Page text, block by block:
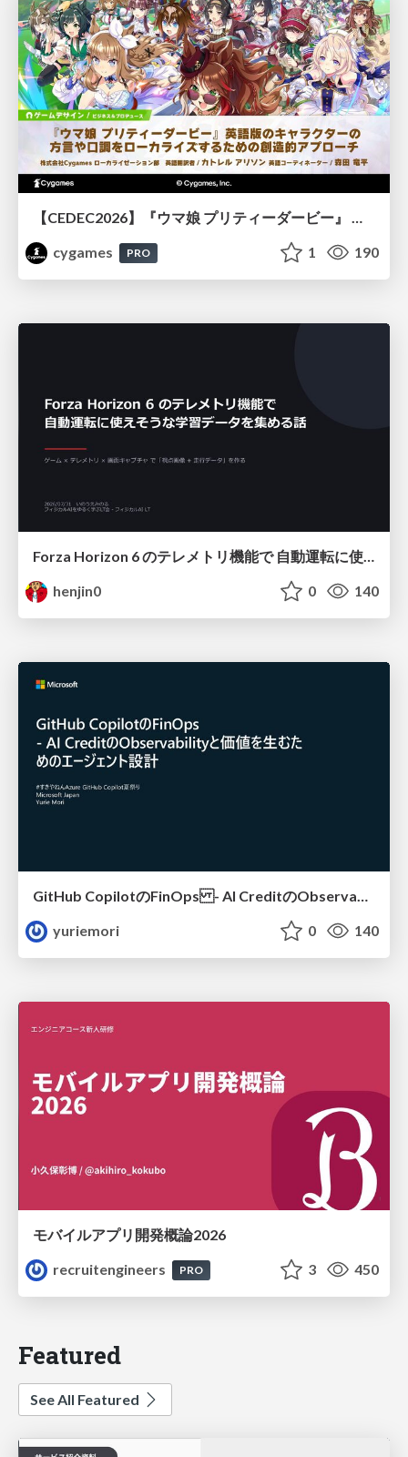
【CEDEC2026】『ウマ娘 プリティーダービー』 英語版のキャラクターの方言や口調をローカライズするための創造的アプローチ
cygames
PRO 1 190
Forza Horizon 6 のテレメトリ機能で 自動運転に使えそうな学習データを集める話
henjin0
0 140
yuriemori
0 140
モバイルアプリ開発概論2026
recruitengineers
PRO 3 450
Featured
See All Featured